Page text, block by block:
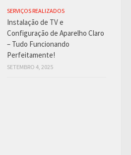
SERVIÇOS REALIZADOS
Instalação de TV e
Configuração de Aparelho Claro
– Tudo Funcionando
Perfeitamente!
SETEMBRO 4, 2025